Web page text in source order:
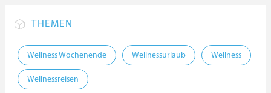
THEMEN
Wellness Wochenende Wellnessurlaub Wellness
Wellnessreisen